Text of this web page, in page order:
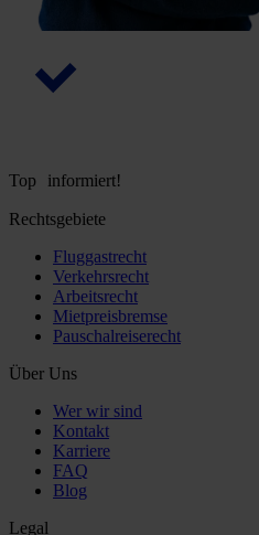
Top informiert!
Rechtsgebiete
Fluggastrecht
Verkehrsrecht
Arbeitsrecht
Mietpreisbremse
Pauschalreiserecht
Über Uns
Wer wir sind
Kontakt
Karriere
FAQ
Blog
Legal